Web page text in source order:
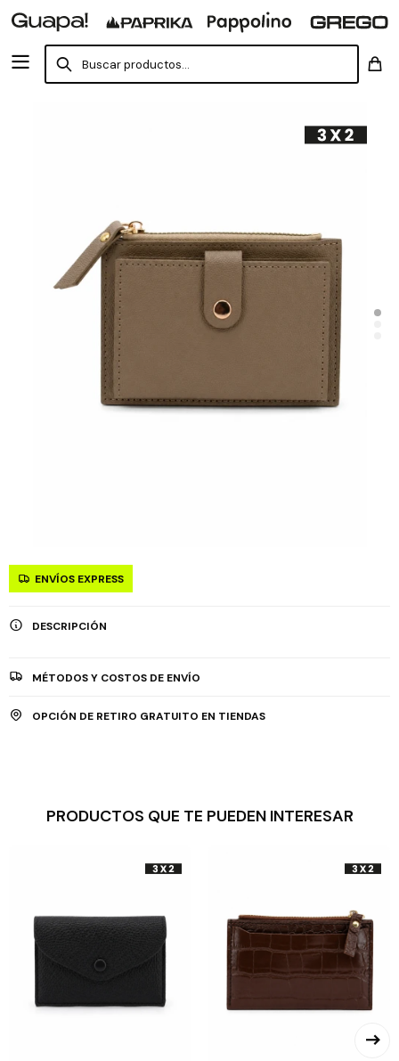
ENVÍOS EXPRESS
DESCRIPCIÓN
MÉTODOS Y COSTOS DE ENVÍO
OPCIÓN DE RETIRO GRATUITO EN TIENDAS
PRODUCTOS QUE TE PUEDEN INTERESAR